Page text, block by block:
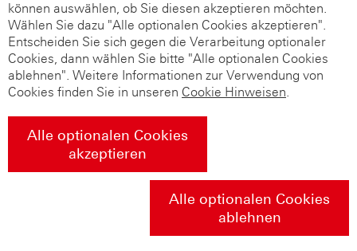
können auswählen, ob Sie diesen akzeptieren möchten.
Wählen Sie dazu "Alle optionalen Cookies akzeptieren".
Entscheiden Sie sich gegen die Verarbeitung optionaler
Cookies, dann wählen Sie bitte "Alle optionalen Cookies
ablehnen". Weitere Informationen zur Verwendung von
Cookies finden Sie in unseren Cookie Hinweisen.
Alle optionalen Cookies
akzeptieren
Alle optionalen Cookies
ablehnen